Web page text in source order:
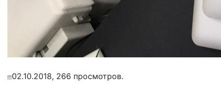
02.10.2018, 266 просмотров.